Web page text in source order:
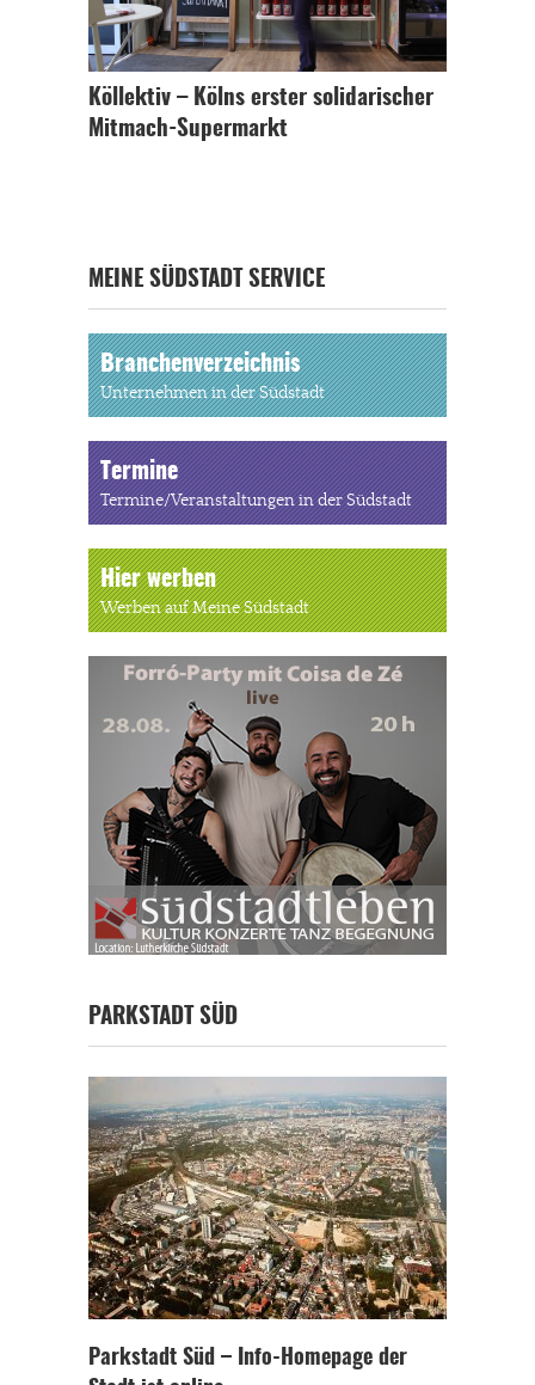
Köllektiv – Kölns erster solidarischer
Mitmach-Supermarkt
MEINE SÜDSTADT SERVICE
Branchenverzeichnis
Unternehmen in der Südstadt
Termine
Termine/Veranstaltungen in der Südstadt
Hier werben
Werben auf Meine Südstadt
PARKSTADT SÜD
Parkstadt Süd – Info-Homepage der